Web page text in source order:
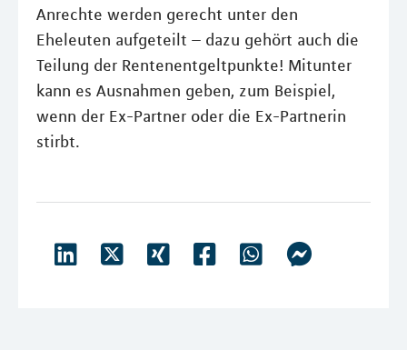
Anrechte werden gerecht unter den
Eheleuten aufgeteilt – dazu gehört auch die
Teilung der Rentenentgeltpunkte! Mitunter
kann es Ausnahmen geben, zum Beispiel,
wenn der Ex-Partner oder die Ex-Partnerin
stirbt.